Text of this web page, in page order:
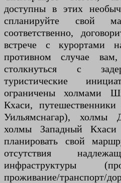
доступны в этих
спланируйте свой
соответственно,
встрече с курортами
противном случае
столкнуться с
туристические
ограничены холмами
Кхаси,
Уильямснагар),
холмы Западный
планировать свой
отсутствия
инфраструктуры
проживание/транспорт/